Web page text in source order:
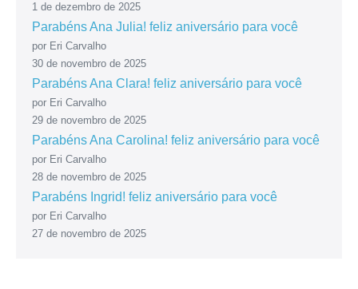
1 de dezembro de 2025
Parabéns Ana Julia! feliz aniversário para você
por Eri Carvalho
30 de novembro de 2025
Parabéns Ana Clara! feliz aniversário para você
por Eri Carvalho
29 de novembro de 2025
Parabéns Ana Carolina! feliz aniversário para você
por Eri Carvalho
28 de novembro de 2025
Parabéns Ingrid! feliz aniversário para você
por Eri Carvalho
27 de novembro de 2025